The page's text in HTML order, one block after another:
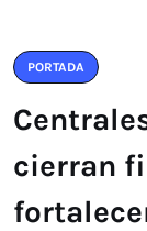
PORTADA
cierran